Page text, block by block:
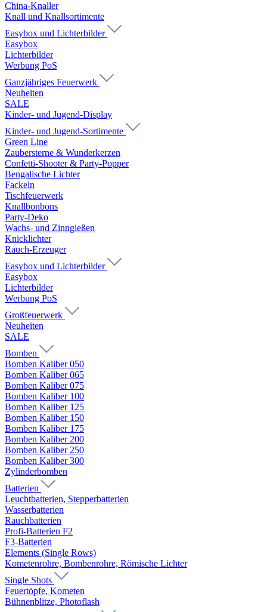
China-Knaller
Knall und Knallsortimente
Easybox und Lichterbilder
Easybox
Lichterbilder
Werbung PoS
Ganzjähriges Feuerwerk
Neuheiten
SALE
Kinder- und Jugend-Display
Kinder- und Jugend-Sortimente
Green Line
Zaubersterne & Wunderkerzen
Confetti-Shooter & Party-Popper
Bengalische Lichter
Fackeln
Tischfeuerwerk
Knallbonbons
Party-Deko
Wachs- und Zinngießen
Knicklichter
Rauch-Erzeuger
Easybox und Lichterbilder
Easybox
Lichterbilder
Werbung PoS
Großfeuerwerk
Neuheiten
SALE
Bomben
Bomben Kaliber 050
Bomben Kaliber 065
Bomben Kaliber 075
Bomben Kaliber 100
Bomben Kaliber 125
Bomben Kaliber 150
Bomben Kaliber 175
Bomben Kaliber 200
Bomben Kaliber 250
Bomben Kaliber 300
Zylinderbomben
Batterien
Leuchtbatterien, Stepperbatterien
Wasserbatterien
Rauchbatterien
Profi-Batterien F2
F3-Batterien
Elements (Single Rows)
Kometenrohre, Bombenrohre, Römische Lichter
Single Shots
Feuertöpfe, Kometen
Bühnenblitze, Photoflash